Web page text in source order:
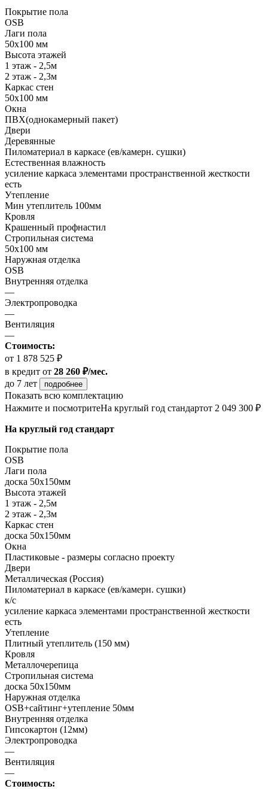
Покрытие пола
OSB
Лаги пола
50х100 мм
Высота этажей
1 этаж - 2,5м
2 этаж - 2,3м
Каркас стен
50х100 мм
Окна
ПВХ(однокамерный пакет)
Двери
Деревянные
Пиломатериал в каркасе (ев/камерн. сушки)
Естественная влажность
усиление каркаса элементами пространственной жесткости
есть
Утепление
Мин утеплитель 100мм
Кровля
Крашенный профнастил
Стропильная система
50х100 мм
Наружная отделка
OSB
Внутренняя отделка
—
Электропроводка
—
Вентиляция
—
Стоимость:
от 1 878 525 ₽
в кредит от 28 260 ₽/мес.
до 7 лет
подробнее
Показать всю комплектацию
Нажмите и посмотритеНа круглый год стандартот 2 049 300 ₽
На круглый год стандарт
Покрытие пола
ОSB
Лаги пола
доска 50х150мм
Высота этажей
1 этаж - 2,5м
2 этаж - 2,3м
Каркас стен
доска 50х150мм
Окна
Пластиковые - размеры согласно проекту
Двери
Металлическая (Россия)
Пиломатериал в каркасе (ев/камерн. сушки)
к/с
усиление каркаса элементами пространственной жесткости
есть
Утепление
Плитный утеплитель (150 мм)
Кровля
Металлочерепица
Стропильная система
доска 50х150мм
Наружная отделка
OSB+сайтинг+утепление 50мм
Внутренняя отделка
Гипсокартон (12мм)
Электропроводка
—
Вентиляция
—
Стоимость: